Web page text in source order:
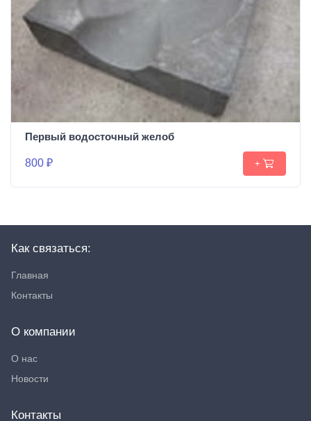
Первый водосточный желоб
800 ₽ +
Как связаться:
Главная
Контакты
О компании
О нас
Новости
Контакты